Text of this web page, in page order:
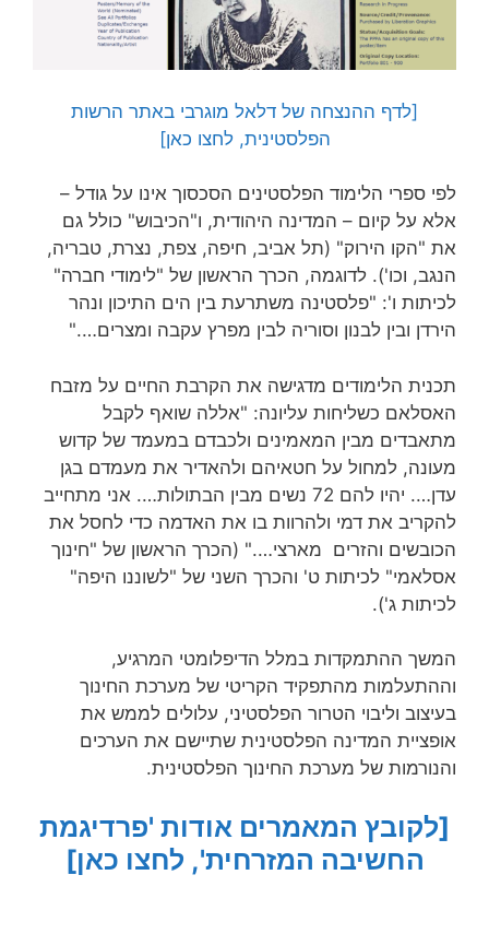
[לדף ההנצחה של דלאל מוגרבי באתר הרשות
הפלסטינית, לחצו כאן]
לפי ספרי הלימוד הפלסטינים הסכסוך אינו על גודל –
אלא על קיום – המדינה היהודית, ו"הכיבוש" כולל גם
את "הקו הירוק" (תל אביב, חיפה, צפת, נצרת, טבריה,
הנגב, וכו'). לדוגמה, הכרך הראשון של "לימודי חברה"
לכיתות ו': "פלסטינה משתרעת בין הים התיכון ונהר
הירדן ובין לבנון וסוריה לבין מפרץ עקבה ומצרים…."
תכנית הלימודים מדגישה את הקרבת החיים על מזבח
האסלאם כשליחות עליונה: "אללה שואף לקבל
מתאבדים מבין המאמינים ולכבדם במעמד של קדוש
מעונה, למחול על חטאיהם ולהאדיר את מעמדם בגן
עדן…. יהיו להם 72 נשים מבין הבתולות…. אני מתחייב
להקריב את דמי ולהרוות בו את האדמה כדי לחסל את
הכובשים והזרים מארצי…." (הכרך הראשון של "חינוך
אסלאמי" לכיתות ט' והכרך השני של "לשוננו היפה"
לכיתות ג').
המשך ההתמקדות במלל הדיפלומטי המרגיע,
וההתעלמות מהתפקיד הקריטי של מערכת החינוך
בעיצוב וליבוי הטרור הפלסטיני, עלולים לממש את
אופציית המדינה הפלסטינית שתיישם את הערכים
והנורמות של מערכת החינוך הפלסטינית.
[לקובץ המאמרים אודות 'פרדיגמת
החשיבה המזרחית', לחצו כאן]